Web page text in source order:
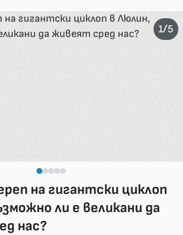
на гигантски циклоп
ли е великани да
нас?
1/5